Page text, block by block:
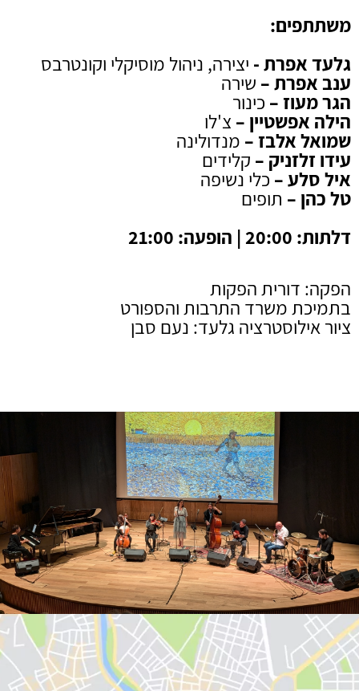
משתתפים:
גלעד אפרת - יצירה, ניהול מוסיקלי וקונטרבס
ענב אפרת – שירה
הגר מעוז – כינור
הילה אפשטיין – צ'לו
שמואל אלבז – מנדולינה
עידו זלזניק – קלידים
איל סלע –כלי נשיפה
טל כהן – תופים
דלתות: 20:00 | הופעה: 21:00
הפקה: דורית הפקות
בתמיכת משרד התרבות והספורט
ציור אילוסטרציה גלעד: נעם סבן